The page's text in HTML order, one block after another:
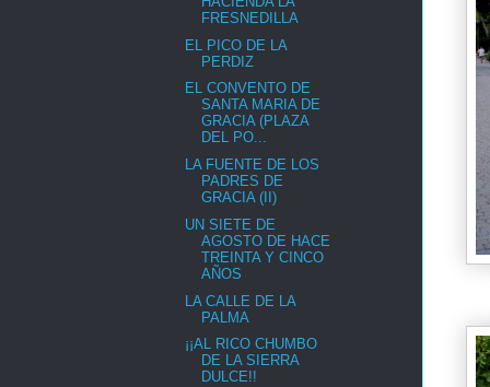
FRESNEDILLA
EL PICO DE LA
PERDIZ
EL CONVENTO DE
SANTA MARIA DE
GRACIA (PLAZA
DEL PO...
LA FUENTE DE LOS
PADRES DE
GRACIA (II)
UN SIETE DE
AGOSTO DE HACE
TREINTA Y CINCO
AÑOS
LA CALLE DE LA
PALMA
¡¡AL RICO CHUMBO
DE LA SIERRA
DULCE!!